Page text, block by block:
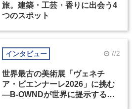
旅。建築・工芸・香りに出会う4
つのスポット
インタビュー 7/2
世界最古の美術展「ヴェネチ
ア・ビエンナーレ2026」に挑む
―B-OWNDが世界に提示する美